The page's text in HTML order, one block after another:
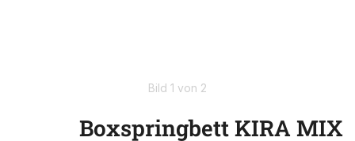
Bild 1 von 2
Boxspringbett KIRA MIX